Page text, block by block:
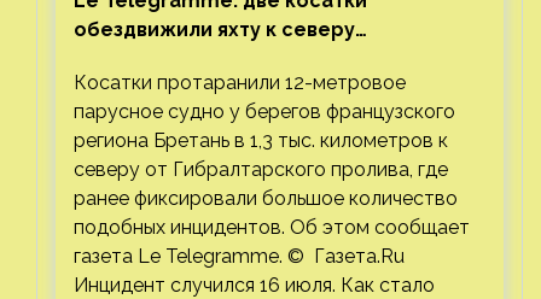
обездвижили яхту к северу
Косатки протаранили 12-метровое
парусное судно у берегов французского
региона Бретань в 1,3 тыс. километров к
северу от Гибралтарского пролива, где
ранее фиксировали большое количество
подобных инцидентов. Об этом сообщает
газета Le Telegramme. © Газета.Ru
Инцидент случился 16 июля. Как стало